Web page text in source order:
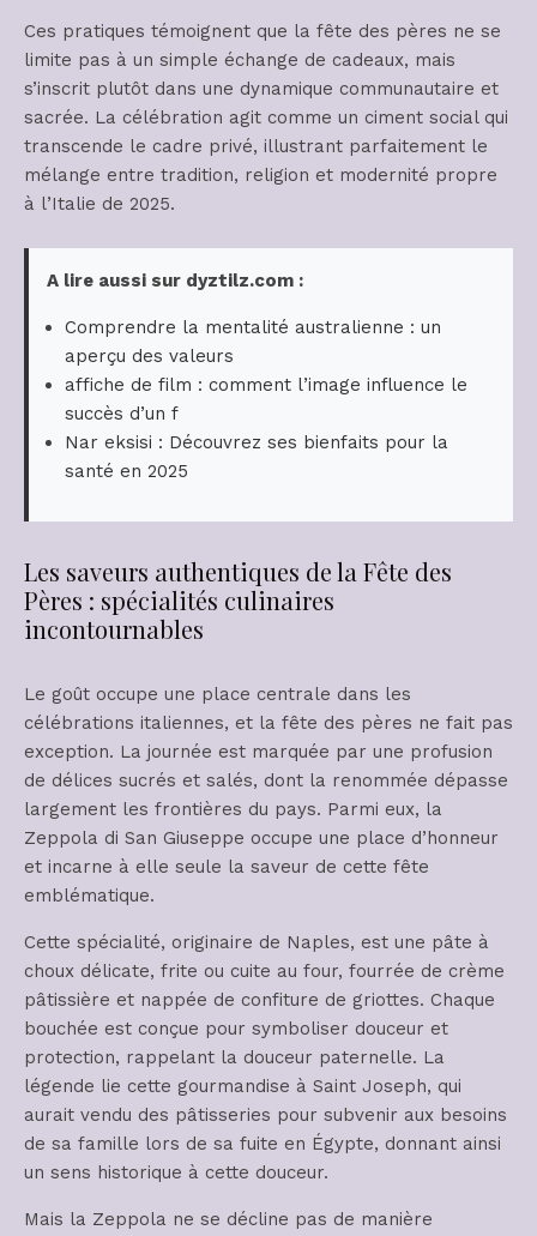
Ces pratiques témoignent que la fête des pères ne se
limite pas à un simple échange de cadeaux, mais
s’inscrit plutôt dans une dynamique communautaire et
sacrée. La célébration agit comme un ciment social qui
transcende le cadre privé, illustrant parfaitement le
mélange entre tradition, religion et modernité propre
à l’Italie de 2025.
A lire aussi sur dyztilz.com :
Comprendre la mentalité australienne : un
aperçu des valeurs
affiche de film : comment l’image influence le
succès d’un f
Nar eksisi : Découvrez ses bienfaits pour la
santé en 2025
Les saveurs authentiques de la Fête des
Pères : spécialités culinaires
incontournables
Le goût occupe une place centrale dans les
célébrations italiennes, et la fête des pères ne fait pas
exception. La journée est marquée par une profusion
de délices sucrés et salés, dont la renommée dépasse
largement les frontières du pays. Parmi eux, la
Zeppola di San Giuseppe occupe une place d’honneur
et incarne à elle seule la saveur de cette fête
emblématique.
Cette spécialité, originaire de Naples, est une pâte à
choux délicate, frite ou cuite au four, fourrée de crème
pâtissière et nappée de confiture de griottes. Chaque
bouchée est conçue pour symboliser douceur et
protection, rappelant la douceur paternelle. La
légende lie cette gourmandise à Saint Joseph, qui
aurait vendu des pâtisseries pour subvenir aux besoins
de sa famille lors de sa fuite en Égypte, donnant ainsi
un sens historique à cette douceur.
Mais la Zeppola ne se décline pas de manière